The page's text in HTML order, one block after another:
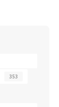
353